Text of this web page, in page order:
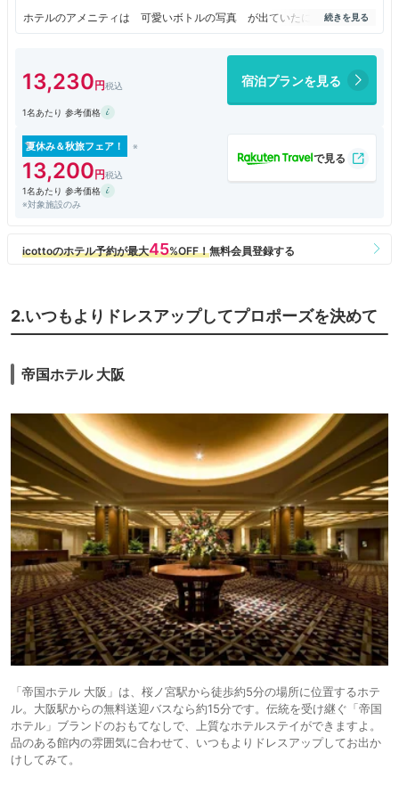
ホテルのアメニティは 可愛いボトルの写真 が出ていたにもかかわら
ず ＥＬＬＥでがっかり
部屋まで女性が案内、丁寧にシャワーの使い方などを説明
コンセントの場所もとてもわかりづらいので、説明なしには難しい事が後
窓が大きく外のベランダに出れるのは最高に気持ちよく コロナの中 換
気ができるのが安心です
ただ、部屋は ラブホのラグジュアリー版というのが否めないのは、書き
あと ベッドは気持ちよかったのですが クッションにいた虫に刺され
ものすごくかゆくなりました。 クッションカバーって洗っているのでし
ょうか？
奇跡の朝食に誘われましたが、そして窓が開くのもとても良いのですが、
虫のいるクッションで全てがパーになり 二度と泊まらないと思いまし
カップル向きではあります
なお、入り口はわかりづらく ドアマンもいつもいませんでした
13,230 宿泊プランを見る
1名あたり 参考価格
夏休み＆秋旅フェア！
13,200
1名あたり 参考価格
※対象施設のみ
2.いつもよりドレスアップしてプロポーズを決めて
帝国ホテル 大阪
「帝国ホテル 大阪」は、桜ノ宮駅から徒歩約5分の場所に位置するホテ
ル。大阪駅からの無料送迎バスなら約15分です。伝統を受け継ぐ「帝国
ホテル」ブランドのおもてなしで、上質なホテルステイができますよ。
品のある館内の雰囲気に合わせて、いつもよりドレスアップしてお出か
けしてみて。